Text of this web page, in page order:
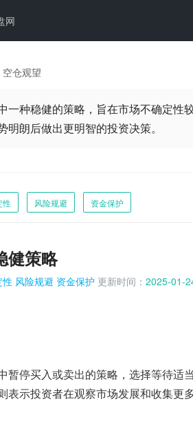
空仓观望
一种稳健的策略，旨在市场不确定
朗后做出更明智的投资决策。
性 风险规避 资金保护
健策略
风险规避 资金保护 更新时间： 2025-01-
暂停买入或卖出的策略，选择等待适
表示投资者在观察市场发展和收集更
网